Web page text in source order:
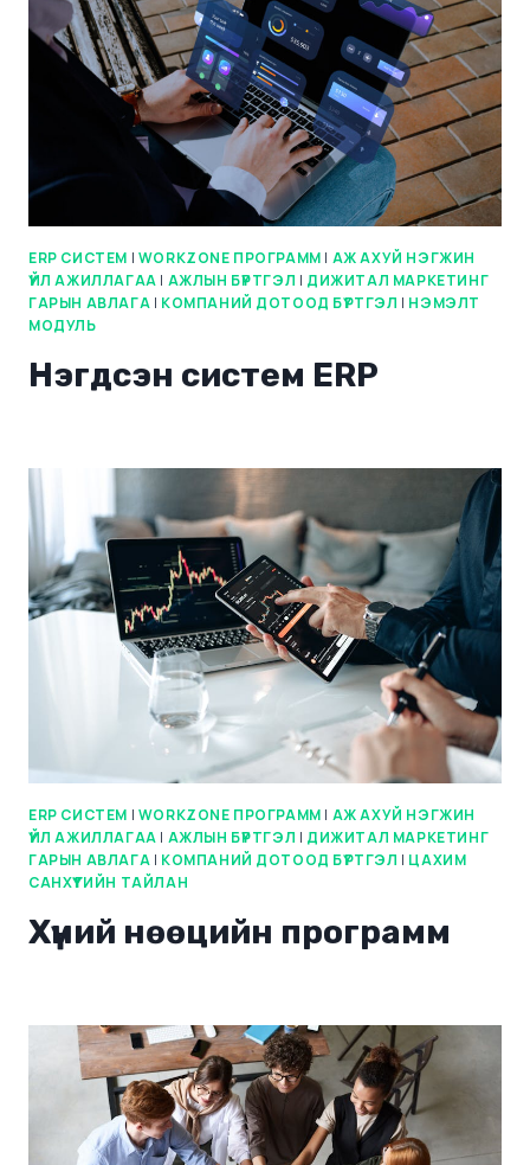
ERP СИСТЕМ | WORKZONE ПРОГРАММ | АЖ АХУЙ НЭГЖИН
ҮЙЛ АЖИЛЛАГАА | АЖЛЫН БҮРТГЭЛ | ДИЖИТАЛ МАРКЕТИНГ
ГАРЫН АВЛАГА | КОМПАНИЙ ДОТООД БҮРТГЭЛ | НЭМЭЛТ
МОДУЛЬ
Нэгдсэн систем ERP
ERP СИСТЕМ | WORKZONE ПРОГРАММ | АЖ АХУЙ НЭГЖИН
ҮЙЛ АЖИЛЛАГАА | АЖЛЫН БҮРТГЭЛ | ДИЖИТАЛ МАРКЕТИНГ
ГАРЫН АВЛАГА | КОМПАНИЙ ДОТООД БҮРТГЭЛ | ЦАХИМ
САНХҮҮГИЙН ТАЙЛАН
Хүний нөөцийн программ